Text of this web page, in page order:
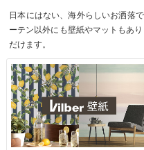
日本にはない、海外らしいお洒落
ーテン以外にも壁紙やマットもあ
だけます。